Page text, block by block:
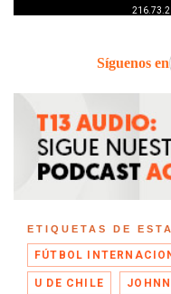
Síguenos en
ETIQUETAS DE
FÚTBOL
U DE CHILE